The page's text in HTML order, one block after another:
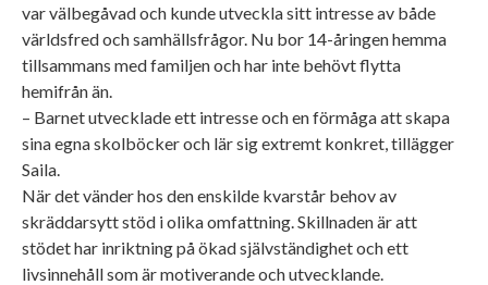
var välbegåvad och kunde utveckla sitt intresse av både
världsfred och samhällsfrågor. Nu bor 14-åringen hemma
tillsammans med familjen och har inte behövt flytta
hemifrån än.
– Barnet utvecklade ett intresse och en förmåga att skapa
sina egna skolböcker och lär sig extremt konkret, tillägger
Saila.
När det vänder hos den enskilde kvarstår behov av
skräddarsytt stöd i olika omfattning. Skillnaden är att
stödet har inriktning på ökad självständighet och ett
livsinnehåll som är motiverande och utvecklande.